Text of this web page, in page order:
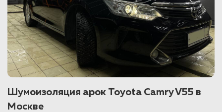
Шумоизоляция арок Toyota Camry V55 в
Москве